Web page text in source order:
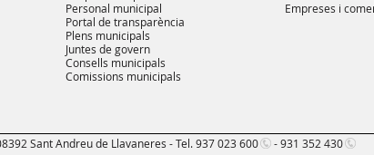
Personal municipal
Portal de transparència
Plens municipals
Juntes de govern
Consells municipals
Comissions municipals
Empreses i
Sant Andreu de Llavaneres - Tel.937 023 600 -931 352 430